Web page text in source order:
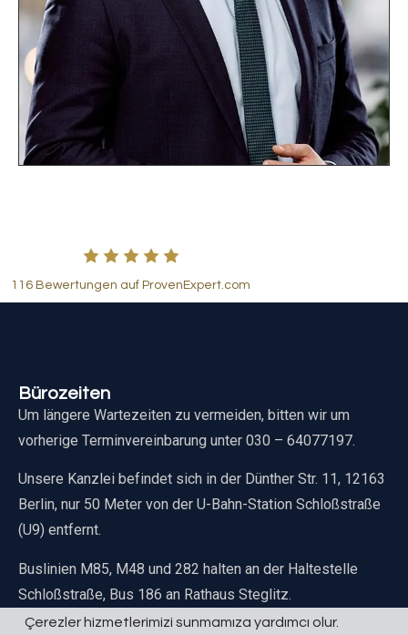
116 Bewertungen auf ProvenExpert.com
Bürozeiten
Um längere Wartezeiten zu vermeiden, bitten wir um
vorherige Terminvereinbarung unter 030 – 64077197.
Unsere Kanzlei befindet sich in der Dünther Str. 11, 12163
Berlin, nur 50 Meter von der U-Bahn-Station Schloßstraße
(U9) entfernt.
Buslinien M85, M48 und 282 halten an der Haltestelle
Schloßstraße, Bus 186 an Rathaus Steglitz.
Çerezler hizmetlerimizi sunmamıza yardımcı olur.